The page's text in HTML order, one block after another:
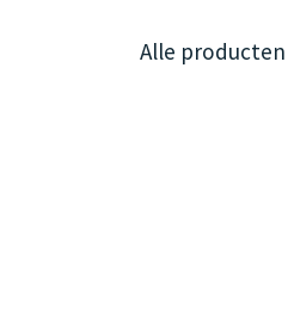
Alle producten